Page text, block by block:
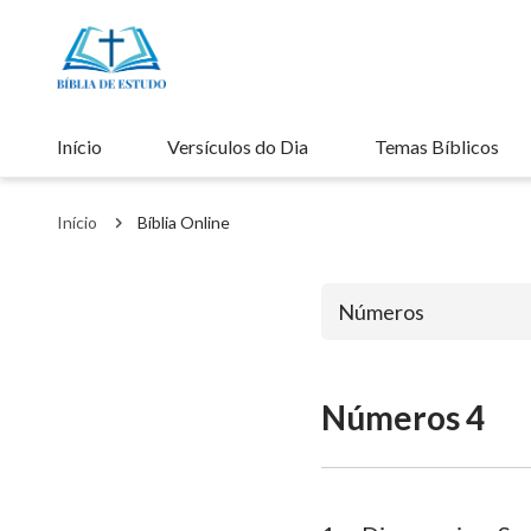
Início Versículos do Dia Temas Bíblicos
Início Bíblia Online
Números
Antigo
Números 4